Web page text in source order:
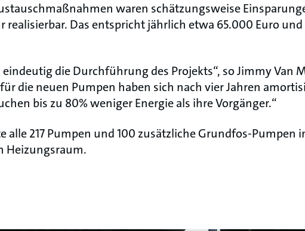
waren schätzungsweise
realisierbar. Das entspricht jährlich etwa 65.000 Euro und
die Durchführung des Projekts“, so Jimmy Van
die neuen Pumpen haben sich nach vier Jahren
bis zu 80% weniger Energie als ihre Vorgänger.“
alle 217 Pumpen und 100 zusätzliche Grundfos-Pumpen
Heizungsraum.